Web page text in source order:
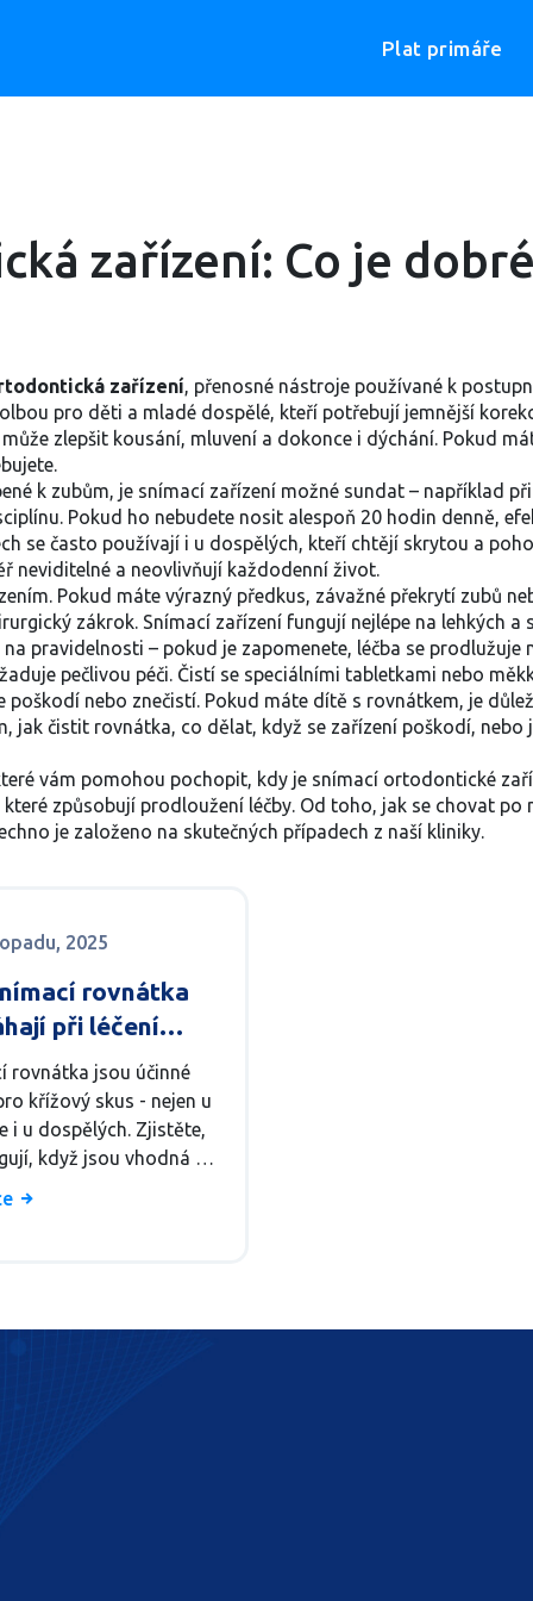
Plat primáře
zařízení: Co je
zařízení, přenosné nástroje používané k
pro děti a mladé dospělé, kteří potřebují jemnější
zlepšit kousání, mluvení a dokonce i dýchání. Pokud
k zubům, je snímací zařízení možné sundat – například
Pokud ho nebudete nosit alespoň 20 hodin denně,
se často používají i u dospělých, kteří chtějí skrytou a
neviditelné a neovlivňují každodenní život.
Pokud máte výrazný předkus, závažné překrytí zubů
zákrok. Snímací zařízení fungují nejlépe na lehkých a
pravidelnosti – pokud je zapomenete, léčba se prodlužuje
pečlivou péči. Čistí se speciálními tabletkami nebo
nebo znečistí. Pokud máte dítě s rovnátkem, je
jak čistit rovnátka, co dělat, když se zařízení poškodí,
vám pomohou pochopit, kdy je snímací ortodontické
způsobují prodloužení léčby. Od toho, jak se chovat
je založeno na skutečných případech z naší kliniky.
2025
rovnátka
při léčení
skusu:
průvodce
rovnátka jsou účinné
křížový skus - nejen u
i u dospělých. Zjistěte,
když jsou vhodná a